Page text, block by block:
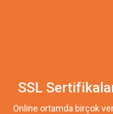
SSL
Online ortamda birçok